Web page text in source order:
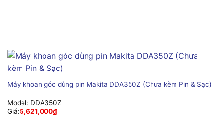
Máy khoan góc dùng pin Makita DDA350Z (Chưa kèm Pin & Sạc)
Model: DDA350Z
Giá:5,621,000₫